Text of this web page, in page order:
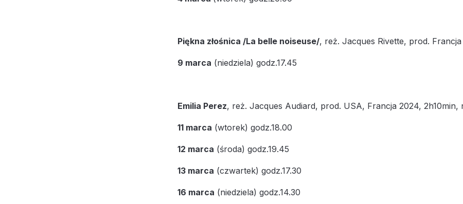
Piękna złośnica /La belle noiseuse/, reż. Jacques Rivette, prod.
9 marca (niedziela) godz.17.45
Emilia Perez, reż. Jacques Audiard, prod. USA, Francja 2024, 2h10min,
11 marca (wtorek) godz.18.00
12 marca (środa) godz.19.45
13 marca (czwartek) godz.17.30
16 marca (niedziela) godz.14.30